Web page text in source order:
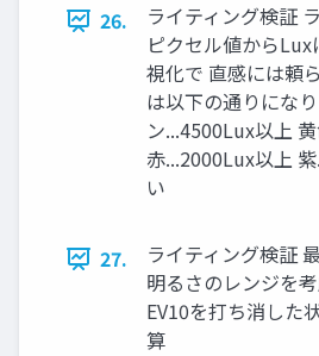
26.
ライティング検証
ピクセル値から
視化で 直感には頼
は以下の通りにな
ン...4500Lux以上
赤...2000Lux以上
い
27.
ライティング検証
明るさのレンジを
EV10を打ち消した
算